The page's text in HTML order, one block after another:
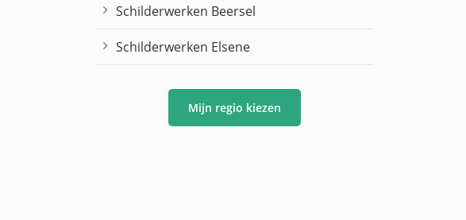
Schilderwerken Beersel
Schilderwerken Elsene
Mijn regio kiezen